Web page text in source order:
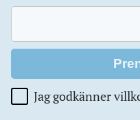
Jag godkänner